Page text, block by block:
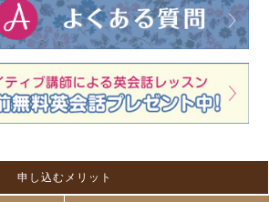
申し込むメリット